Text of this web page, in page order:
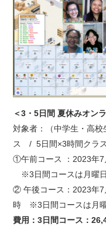
＜3・5日間 夏休みオン
対象者：（中学生・高
ス / 5日間×3時間クラス
①午前コース ：2023年7
※3日間コースは月曜
② 午後コース：2023年7
時 ※3日間コースは月
費用：3日間コース：